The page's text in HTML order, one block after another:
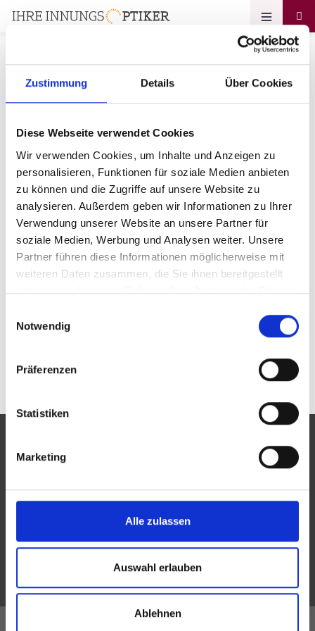
Zustimmung Details Über Cookies
Diese Webseite verwendet Cookies
Wir verwenden Cookies, um Inhalte und Anzeigen zu
personalisieren, Funktionen für soziale Medien anbieten
zu können und die Zugriffe auf unsere Website zu
analysieren. Außerdem geben wir Informationen zu Ihrer
Verwendung unserer Website an unsere Partner für
soziale Medien, Werbung und Analysen weiter. Unsere
Partner führen diese Informationen möglicherweise mit
weiteren Daten zusammen, die Sie ihnen bereitgestellt
haben oder die sie im Rahmen Ihrer Nutzung der Dienste
Notwendig
Präferenzen
Statistiken
Marketing
Alle zulassen
Auswahl erlauben
Ablehnen
Passwort vergessen
Optik Kühn GbR
Ihre E-Mail-Adresse
Eine Aktion des Zentralverbandes der Augenoptiker und
Der ZVA ist ein Bundesinnungsverband, seine Mitglieder
des Augenoptikerhandwerks.